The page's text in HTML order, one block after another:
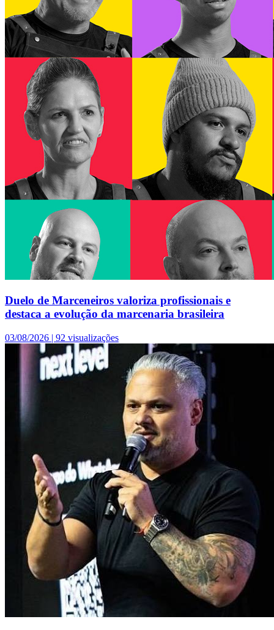
Duelo de Marceneiros valoriza profissionais e
destaca a evolução da marcenaria brasileira
03/08/2026 | 92 visualizações